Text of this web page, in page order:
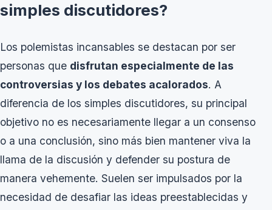
simples discutidores?
Los polemistas incansables se destacan por ser
personas que disfrutan especialmente de las
controversias y los debates acalorados. A
diferencia de los simples discutidores, su principal
objetivo no es necesariamente llegar a un consenso
o a una conclusión, sino más bien mantener viva la
llama de la discusión y defender su postura de
manera vehemente. Suelen ser impulsados por la
necesidad de desafiar las ideas preestablecidas y